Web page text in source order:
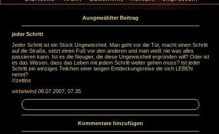
Ausgewählter Beitrag
jeder Schritt
Jeder Schritt ist ein Stück Ungewissheit. Man geht vor die Tür, macht einen Schritt
auf die Straße, setzt einen Fuß vor den anderen und man weiß nie was alles
passieren kann. Ist es die Neugier, die diese Ungewissheit ergründen will? Oder ist
es das Wissen, dass das Leben mit jedem Schritt weiter gehen muss? Ist jeder
Schritt ein winziges Teilchen einer langen Entdeckungsreise die sich LEBEN
nennt?
©zeitlos
wirbelwind 08.07.2007, 07.35
Kommentare hinzufügen